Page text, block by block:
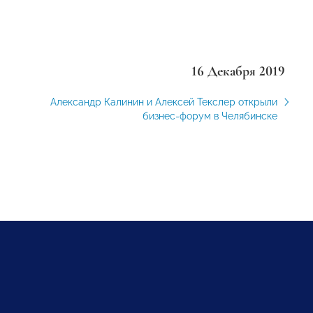
16 Декабря 2019
Александр Калинин и Алексей Текслер открыли
бизнес-форум в Челябинске